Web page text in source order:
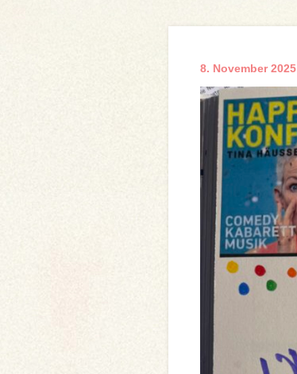
8. November 2025